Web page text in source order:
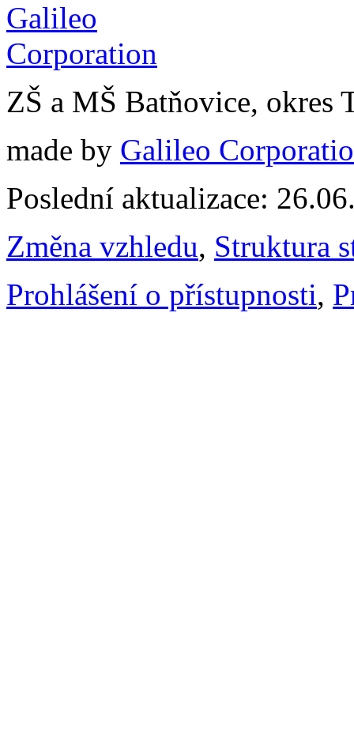
ZŠ a MŠ Batňovice, okres
made by Galileo
Poslední aktualizace:
Změna vzhledu, Struktura
Prohlášení o přístupnosti,